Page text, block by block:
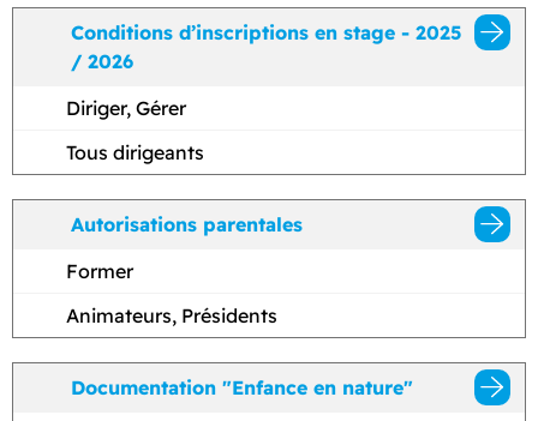
Conditions d’inscriptions en stage - 2025
/ 2026
Diriger, Gérer
Tous dirigeants
Autorisations parentales
Former
Animateurs, Présidents
Documentation "Enfance en nature"